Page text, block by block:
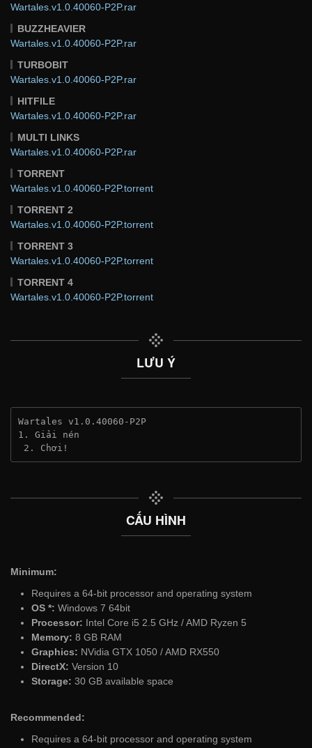
Wartales.v1.0.40060-P2P.rar
BUZZHEAVIER
Wartales.v1.0.40060-P2P.rar
TURBOBIT
Wartales.v1.0.40060-P2P.rar
HITFILE
Wartales.v1.0.40060-P2P.rar
MULTI LINKS
Wartales.v1.0.40060-P2P.rar
TORRENT
Wartales.v1.0.40060-P2P.torrent
TORRENT 2
Wartales.v1.0.40060-P2P.torrent
TORRENT 3
Wartales.v1.0.40060-P2P.torrent
TORRENT 4
Wartales.v1.0.40060-P2P.torrent
LƯU Ý
Wartales v1.0.40060-P2P
1. Giải nén
2. Chơi!
CẤU HÌNH
Minimum:
Requires a 64-bit processor and operating system
OS *: Windows 7 64bit
Processor: Intel Core i5 2.5 GHz / AMD Ryzen 5
Memory: 8 GB RAM
Graphics: NVidia GTX 1050 / AMD RX550
DirectX: Version 10
Storage: 30 GB available space
Recommended:
Requires a 64-bit processor and operating system